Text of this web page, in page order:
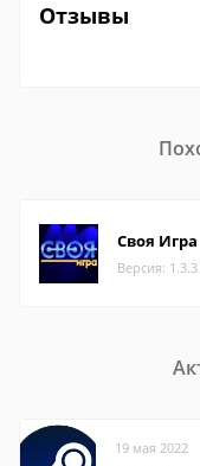
Отзывы
Своя Игра
Версия:
19 мая 2022